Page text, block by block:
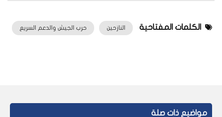
الكلمات المفتاحية النازحين حرب الجيش والدعم السريع
مواضيع ذات صلة